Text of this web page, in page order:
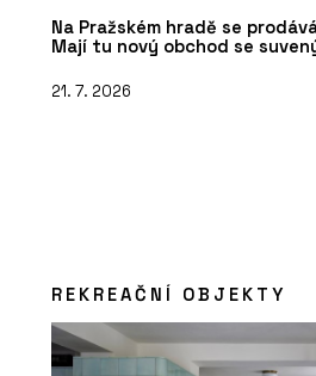
Na Pražském hradě se
Mají tu nový obchod se
21. 7. 2026
REKREAČNÍ OBJEKTY